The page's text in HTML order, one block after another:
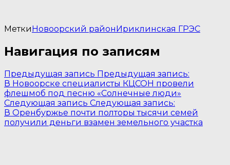
МеткиНовоорский районИриклинская ГРЭС
Навигация по записям
Предыдущая запись Предыдущая запись:
В Новоорске специалисты КЦСОН провели
флешмоб под песню «Солнечные люди»
Следующая запись Следующая запись:
В Оренбуржье почти полторы тысячи семей
получили деньги взамен земельного участка